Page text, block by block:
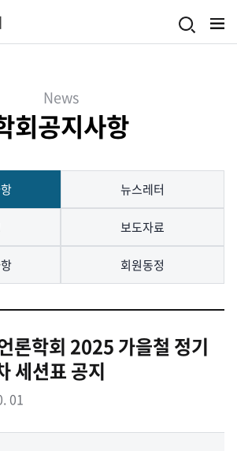
News
회공지사항
뉴스레터
보도자료
회원동정
론학회 2025 가을철 정기
세션표 공지
01